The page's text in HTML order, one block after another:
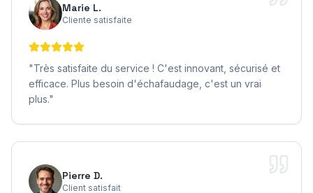
Marie L.
Cliente satisfaite
"Très satisfaite du service ! C'est innovant, sécurisé et
efficace. Plus besoin d'échafaudage, c'est un vrai
plus."
Pierre D.
Client satisfait